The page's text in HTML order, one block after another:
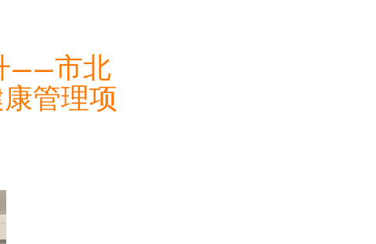
——市北
管理项